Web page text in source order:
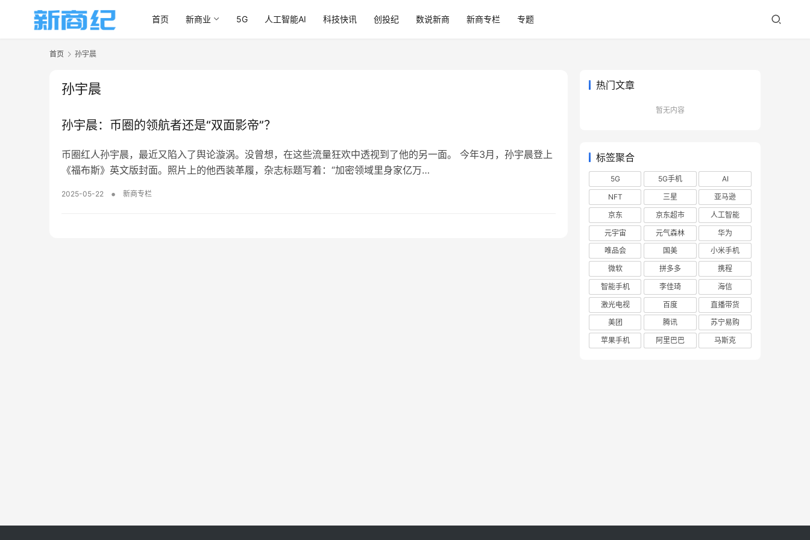
首页 新商业 5G 人工智能AI 科技快讯 创投纪 数说新商 新商专栏 专题
首页 孙宇晨
孙宇晨
孙宇晨：币圈的领航者还是“双面影帝”？
币圈红人孙宇晨，最近又陷入了舆论漩涡。没曾想，在这些流量狂欢中透视到了他的另一面。 今年3月，孙宇晨登上
《福布斯》英文版封面。照片上的他西装革履，杂志标题写着：“加密领域里身家亿万…
2025-05-22 • 新商专栏
热门文章
暂无内容
标签聚合
5G 5G手机
AI
NFT
三星
亚马逊
京东
京东超市
人工智能
元宇宙
元气森林
华为
唯品会
国美
小米手机
微软
拼多多
携程
智能手机
李佳琦
海信
激光电视
百度
直播带货
美团
腾讯
苏宁易购
苹果手机
阿里巴巴 马斯克